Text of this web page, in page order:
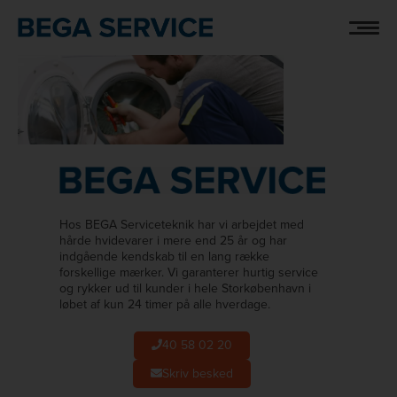
ASKO-VOELUND-BG-LG
Hos BEGA Serviceteknik har vi arbejdet med
hårde hvidevarer i mere end 25 år og har
indgående kendskab til en lang række
forskellige mærker. Vi garanterer hurtig service
og rykker ud til kunder i hele Storkøbenhavn i
løbet af kun 24 timer på alle hverdage.
40 58 02 20
Skriv besked